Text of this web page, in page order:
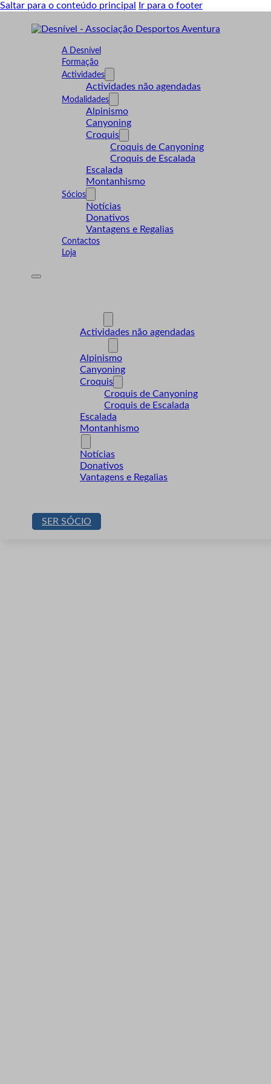
Saltar para o conteúdo principal Ir para o footer
A Desnível
Formação
Actividades
Actividades não agendadas
Modalidades
Alpinismo
Canyoning
Croquis
Croquis de Canyoning
Croquis de Escalada
Escalada
Montanhismo
Sócios
Notícias
Donativos
Vantagens e Regalias
Contactos
Loja
Actividades não agendadas
Alpinismo
Canyoning
Croquis
Croquis de Canyoning
Croquis de Escalada
Escalada
Montanhismo
Notícias
Donativos
Vantagens e Regalias
SER SÓCIO